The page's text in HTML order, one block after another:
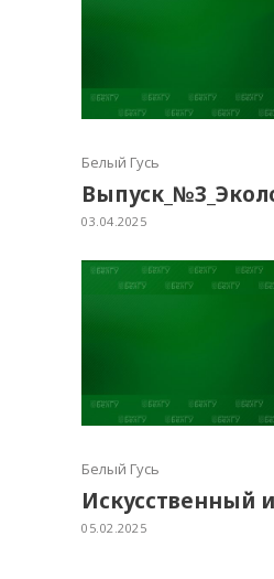
Белый Гусь
03.04.2025
Белый Гусь
Искусственный
05.02.2025